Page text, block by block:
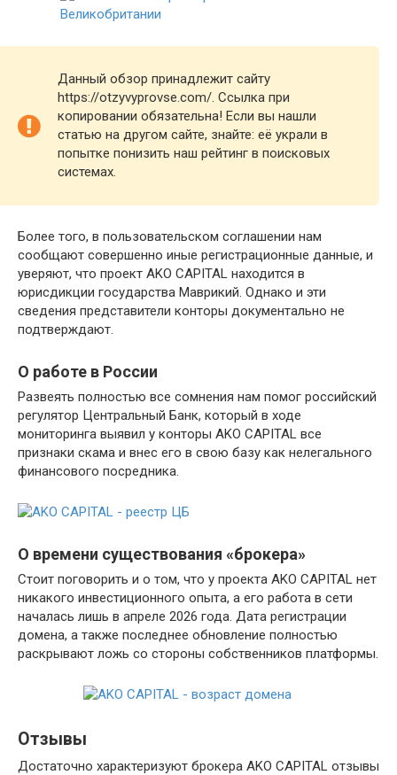
Данный обзор принадлежит сайту
https://otzyvyprovse.com/. Ссылка при
копировании обязательна! Если вы нашли
статью на другом сайте, знайте: её украли в
попытке понизить наш рейтинг в поисковых
системах.
Более того, в пользовательском соглашении нам
сообщают совершенно иные регистрационные данные, и
уверяют, что проект AKO CAPITAL находится в
юрисдикции государства Маврикий. Однако и эти
сведения представители конторы документально не
подтверждают.
О работе в России
Развеять полностью все сомнения нам помог российский
регулятор Центральный Банк, который в ходе
мониторинга выявил у конторы AKO CAPITAL все
признаки скама и внес его в свою базу как нелегального
финансового посредника.
О времени существования «брокера»
Стоит поговорить и о том, что у проекта AKO CAPITAL нет
никакого инвестиционного опыта, а его работа в сети
началась лишь в апреле 2026 года. Дата регистрации
домена, а также последнее обновление полностью
раскрывают ложь со стороны собственников платформы.
Отзывы
Достаточно характеризуют брокера AKO CAPITAL отзывы